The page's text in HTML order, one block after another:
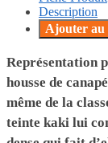
Description
Ajouter au
Représentation
housse de
même de la
teinte kaki lui